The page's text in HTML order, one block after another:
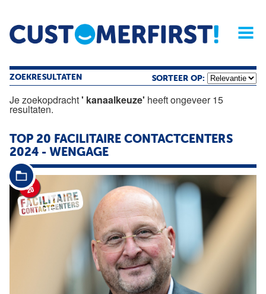
Home Opinie Archief
Magazine
ZOEKRESULTATEN SORTEER OP:
Je zoekopdracht' kanaalkeuze' heeft ongeveer 15
resultaten.
TOP 20 FACILITAIRE CONTACTCENTERS
2024 - WENGAGE